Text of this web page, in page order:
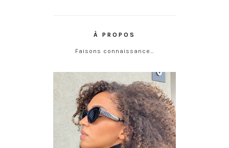
À PROPOS
Faisons connaissance…